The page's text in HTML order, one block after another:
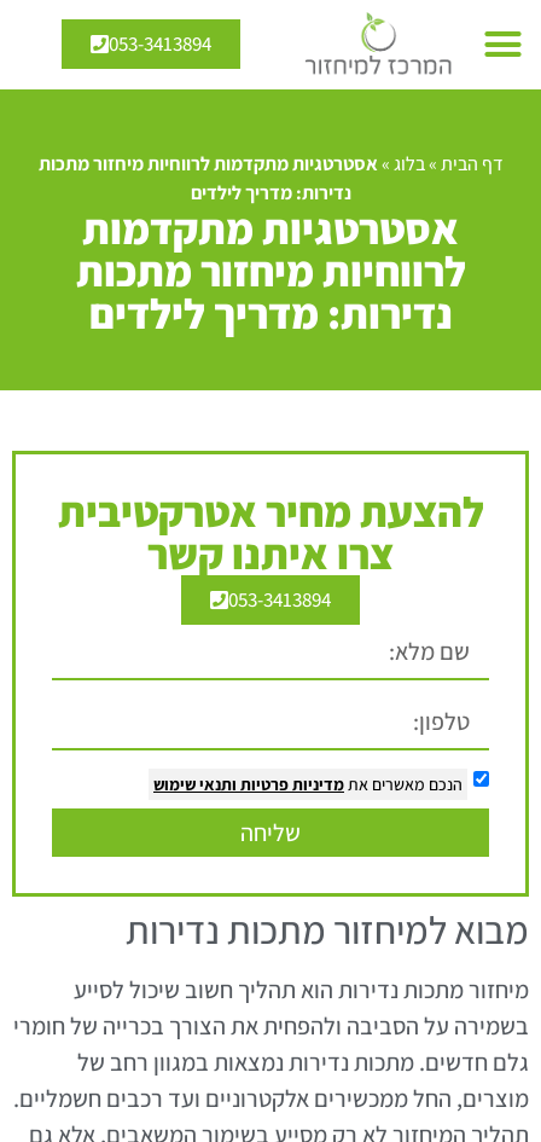
053-3413894
דף הבית»בלוג»אסטרטגיות מתקדמות לרווחיות מיחזור מתכות
נדירות: מדריך לילדים
אסטרטגיות מתקדמות
לרווחיות מיחזור מתכות
נדירות: מדריך לילדים
להצעת מחיר אטרקטיבית
צרו איתנו קשר
053-3413894
הנכם מאשרים את מדיניות פרטיות ותנאי שימוש
שליחה
מבוא למיחזור מתכות נדירות
מיחזור מתכות נדירות הוא תהליך חשוב שיכול לסייע
בשמירה על הסביבה ולהפחית את הצורך בכרייה של חומרי
גלם חדשים. מתכות נדירות נמצאות במגוון רחב של
מוצרים, החל ממכשירים אלקטרוניים ועד רכבים חשמליים.
תהליך המיחזור לא רק מסייע בשימור המשאבים, אלא גם